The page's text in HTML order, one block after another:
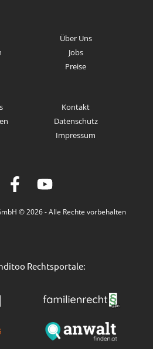
Über Uns
Jobs
Preise
Kontakt
Datenschutz
Impressum
© 2026 - Alle Rechte vorbehalten
Rechtsportale: